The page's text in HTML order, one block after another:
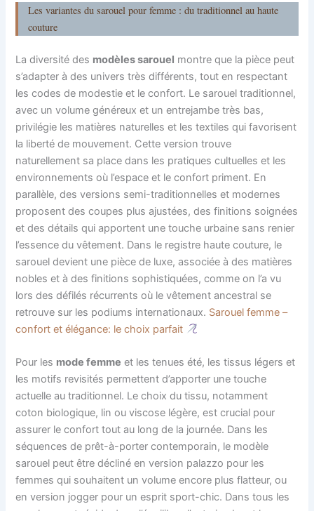
Les variantes du sarouel pour femme : du traditionnel au haute
couture
La diversité des modèles sarouel montre que la pièce peut
s’adapter à des univers très différents, tout en respectant
les codes de modestie et le confort. Le sarouel traditionnel,
avec un volume généreux et un entrejambe très bas,
privilégie les matières naturelles et les textiles qui favorisent
la liberté de mouvement. Cette version trouve
naturellement sa place dans les pratiques cultuelles et les
environnements où l’espace et le confort priment. En
parallèle, des versions semi-traditionnelles et modernes
proposent des coupes plus ajustées, des finitions soignées
et des détails qui apportent une touche urbaine sans renier
l’essence du vêtement. Dans le registre haute couture, le
sarouel devient une pièce de luxe, associée à des matières
nobles et à des finitions sophistiquées, comme on l’a vu
lors des défilés récurrents où le vêtement ancestral se
retrouve sur les podiums internationaux. Sarouel femme –
confort et élégance: le choix parfait
Pour les mode femme et les tenues été, les tissus légers et
les motifs revisités permettent d’apporter une touche
actuelle au traditionnel. Le choix du tissu, notamment
coton biologique, lin ou viscose légère, est crucial pour
assurer le confort tout au long de la journée. Dans les
séquences de prêt-à-porter contemporain, le modèle
sarouel peut être décliné en version palazzo pour les
femmes qui souhaitent un volume encore plus flatteur, ou
en version jogger pour un esprit sport-chic. Dans tous les